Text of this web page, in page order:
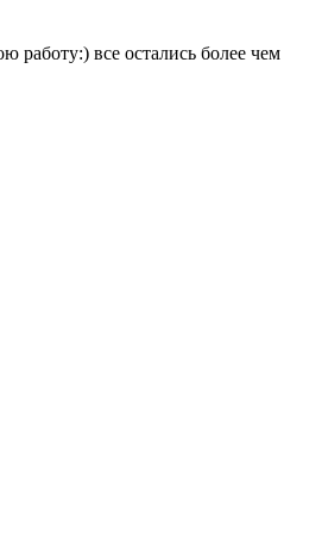
работу:) все остались более чем